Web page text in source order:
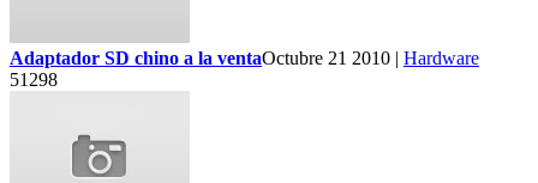
Adaptador SD chino a la ventaOctubre 21 2010 | Hardware
51298